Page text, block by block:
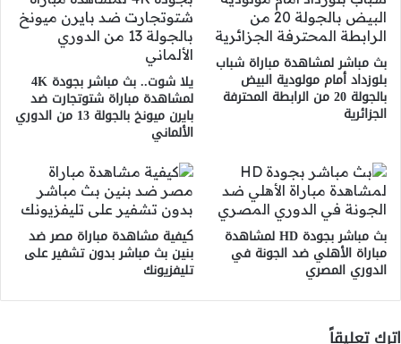
بث مباشر لمشاهدة مباراة شباب
بلوزداد أمام مولودية البيض
بالجولة 20 من الرابطة المحترفة
الجزائرية
يلا شوت.. بث مباشر بجودة 4K
لمشاهدة مباراة شتوتجارت ضد
بايرن ميونخ بالجولة 13 من الدوري
الألماني
بث مباشر بجودة HD لمشاهدة
مباراة الأهلي ضد الجونة في
الدوري المصري
كيفية مشاهدة مباراة مصر ضد
بنين بث مباشر بدون تشفير على
تليفزيونك
اترك تعليقاً